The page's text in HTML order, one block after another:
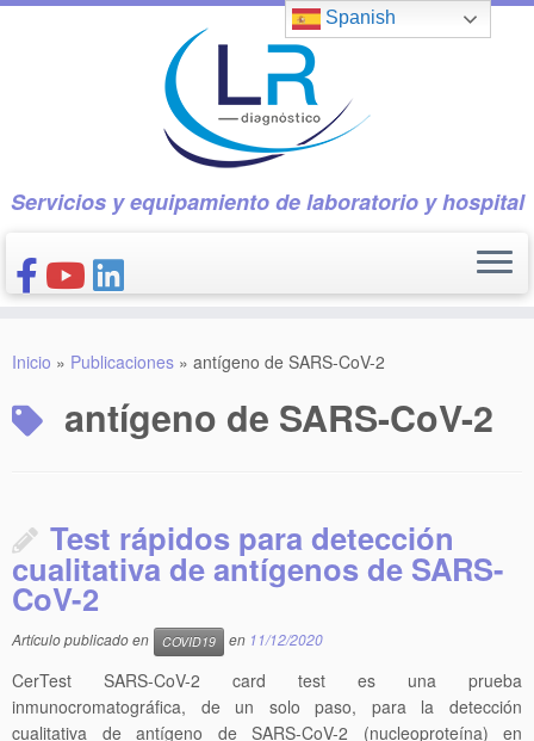
Saltar
Servicios y equipamiento de laboratorio y hospital
CONÓCENOS
NUESTROS PRODUCTOS
Inicio » Publicaciones » antígeno de SARS-CoV-2
antígeno de SARS-CoV-2
Test rápidos para detección
cualitativa de antígenos de SARS-
CoV-2
Artículo publicado en COVID19 en 11/12/2020
CerTest SARS-CoV-2 card test es una prueba
inmunocromatográfica, de un solo paso, para la detección
cualitativa de antígeno de SARS-CoV-2 (nucleoproteína) en
Spanish